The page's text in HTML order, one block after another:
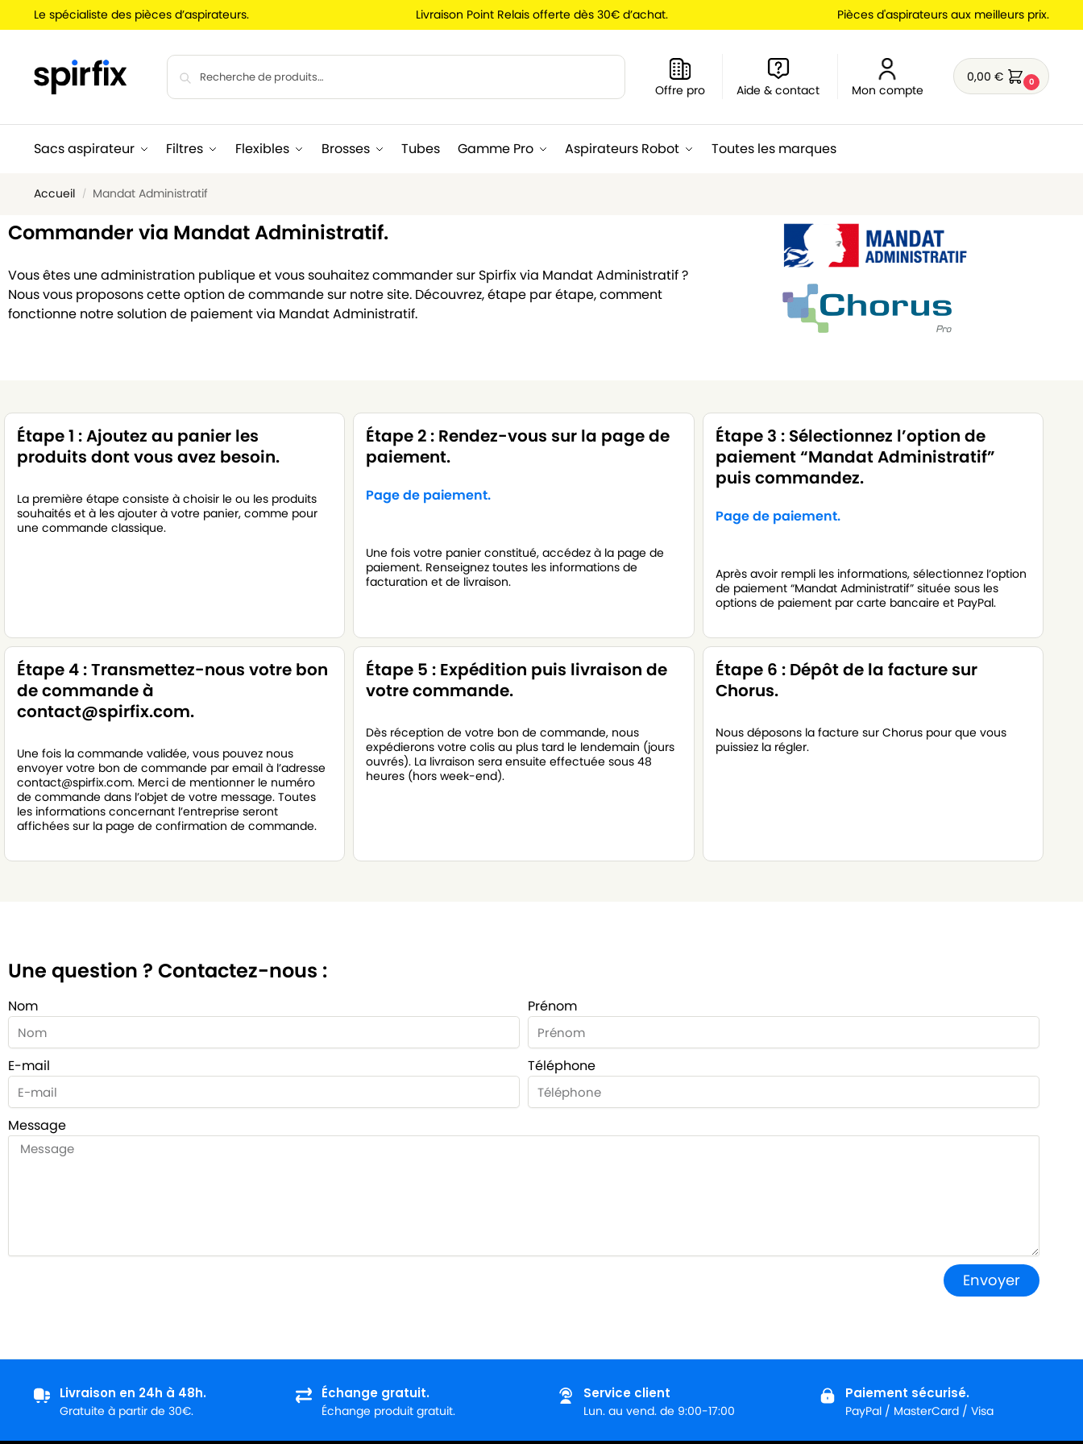
Le spécialiste des pièces d’aspirateurs. Livraison Point Relais offerte dès 30€ d’achat. Pièces d'aspirateurs aux meilleurs prix.
Offre pro Aide & contact Mon compte
0,00€ 0
Sacs aspirateur Filtres Flexibles Brosses Tubes Gamme Pro Aspirateurs Robot Toutes les marques
Accueil / Mandat Administratif
Commander via Mandat Administratif.
Vous êtes une administration publique et vous souhaitez commander sur Spirfix via Mandat Administratif ?
Nous vous proposons cette option de commande sur notre site. Découvrez, étape par étape, comment
fonctionne notre solution de paiement via Mandat Administratif.
Étape 1 : Ajoutez au panier les
produits dont vous avez besoin.
La première étape consiste à choisir le ou les produits
souhaités et à les ajouter à votre panier, comme pour
une commande classique.
Étape 2 : Rendez-vous sur la page de
paiement.
Page de paiement.
Une fois votre panier constitué, accédez à la page de
paiement. Renseignez toutes les informations de
facturation et de livraison.
Étape 3 : Sélectionnez l’option de
paiement “Mandat Administratif”
puis commandez.
Page de paiement.
Après avoir rempli les informations, sélectionnez l’option
de paiement “Mandat Administratif” située sous les
options de paiement par carte bancaire et PayPal.
Étape 4 : Transmettez-nous votre bon
de commande à
contact@spirfix.com.
Une fois la commande validée, vous pouvez nous
envoyer votre bon de commande par email à l’adresse
contact@spirfix.com. Merci de mentionner le numéro
de commande dans l’objet de votre message. Toutes
les informations concernant l’entreprise seront
affichées sur la page de confirmation de commande.
Étape 5 : Expédition puis livraison de
votre commande.
Dès réception de votre bon de commande, nous
expédierons votre colis au plus tard le lendemain (jours
ouvrés). La livraison sera ensuite effectuée sous 48
heures (hors week-end).
Étape 6 : Dépôt de la facture sur
Chorus.
Nous déposons la facture sur Chorus pour que vous
puissiez la régler.
Une question ? Contactez-nous :
Nom Prénom
E-mail Téléphone
Message
Envoyer
Livraison en 24h à 48h.
Gratuite à partir de 30€.
Échange gratuit.
Échange produit gratuit.
Service client
Lun. au vend. de 9:00-17:00
Paiement sécurisé.
PayPal / MasterCard / Visa